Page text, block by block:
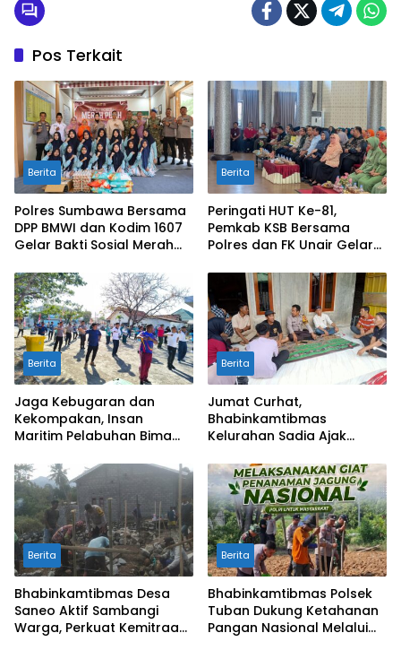
Pos Terkait
Berita
Polres Sumbawa Bersama
DPP BMWI dan Kodim 1607
Gelar Bakti Sosial Merah
Hidayatullah
Berita
Peringati HUT Ke-81,
Pemkab KSB Bersama
Polres dan FK Unair Gelar
Hari Pertama Kehidupan”
Berita
Jaga Kebugaran dan
Kekompakan, Insan
Maritim Pelabuhan Bima
Berita
Jumat Curhat,
Bhabinkamtibmas
Kelurahan Sadia Ajak
Narkoba Demi Kamtibmas
Kondusif
Berita
Bhabinkamtibmas Desa
Saneo Aktif Sambangi
Warga, Perkuat Kemitraan
Berita
Bhabinkamtibmas Polsek
Tuban Dukung Ketahanan
Pangan Nasional Melalui